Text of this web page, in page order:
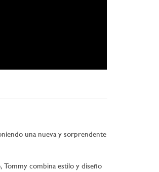
una nueva y sorprendente
Tommy combina estilo y diseño